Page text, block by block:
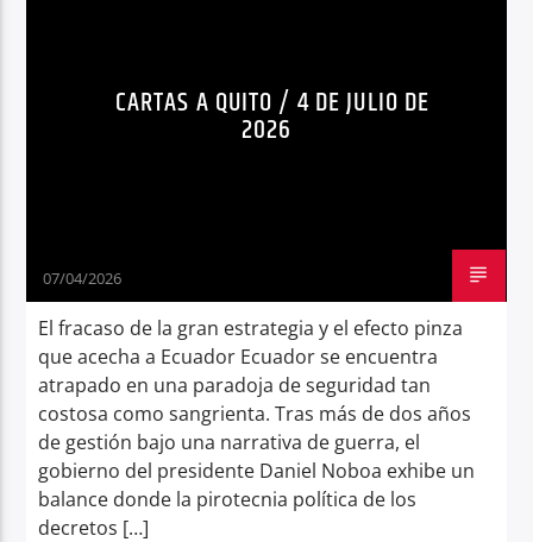
CARTAS A QUITO / 4 DE JULIO DE
2026
07/04/2026
El fracaso de la gran estrategia y el efecto pinza
que acecha a Ecuador Ecuador se encuentra
atrapado en una paradoja de seguridad tan
costosa como sangrienta. Tras más de dos años
de gestión bajo una narrativa de guerra, el
gobierno del presidente Daniel Noboa exhibe un
balance donde la pirotecnia política de los
decretos […]